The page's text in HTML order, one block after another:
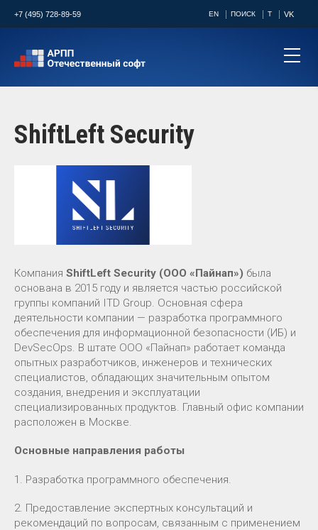
+7 (495) 728-89-59 EN ПОИСК T VK
ShiftLeft Security
Компания ShiftLeft Security (ООО «Пайнап») была
основана в 2015 году и является частью российской
группы компаний ITD Group. Основная сфера
деятельности компании — разработка программного
обеспечения для информационной безопасности (ИБ) и
DevSecOps. В штате ООО «Пайнап» работает команда
опытных разработчиков, инженеров и технических
специалистов, обладающих значительным опытом
создания, внедрения и эксплуатации
специализированных продуктов. Главный офис компании
расположен в Москве.
Основные направления работы
1. Разработка программного обеспечения.
2. Предоставление экспертных консультаций и
рекомендаций по вопросам, связанным с применением